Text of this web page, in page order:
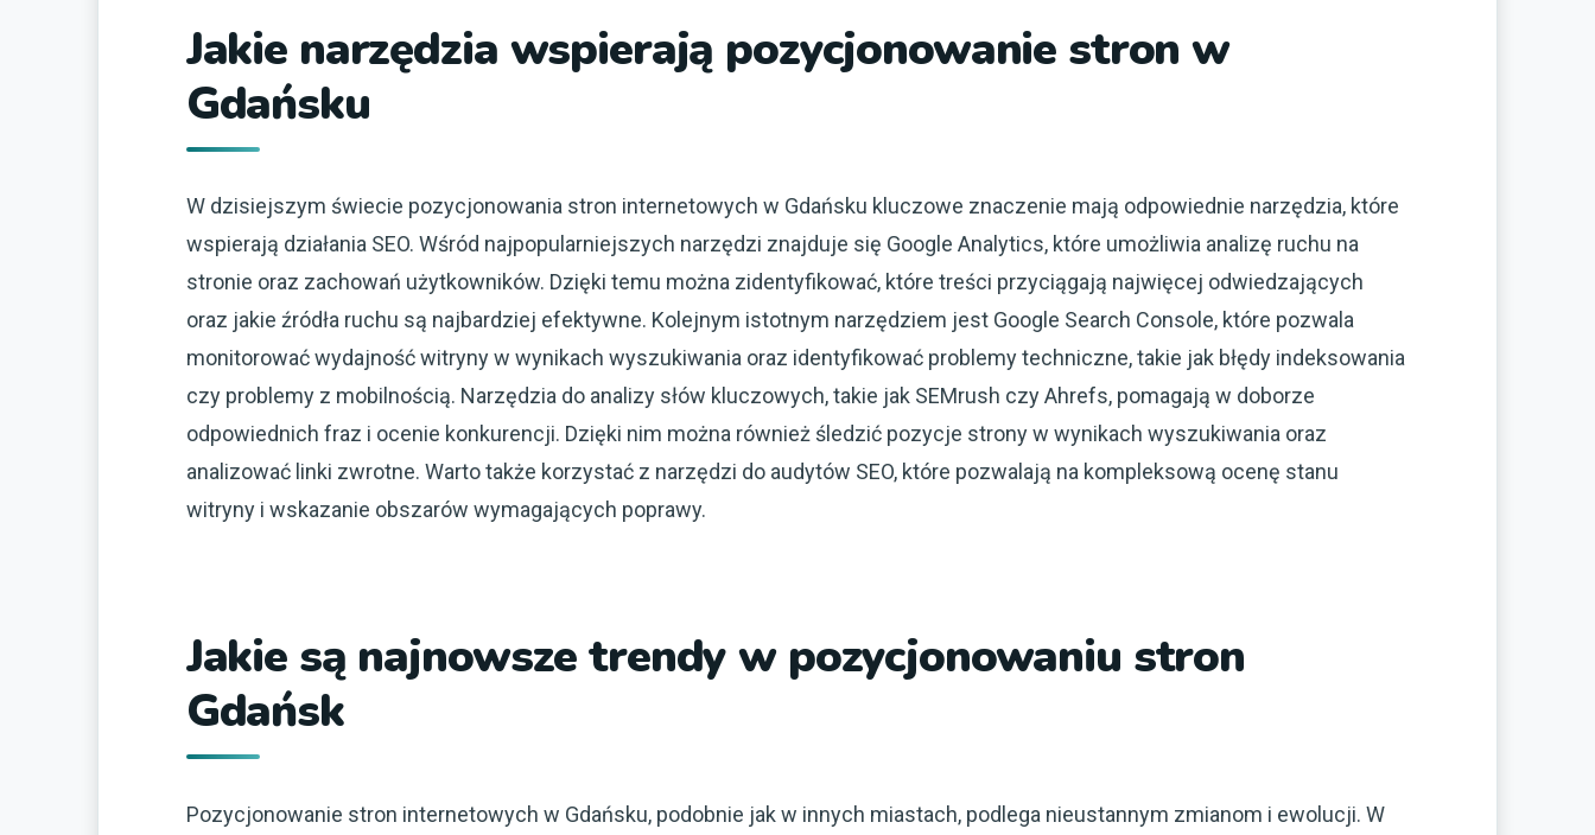
Jakie narzędzia wspierają pozycjonowanie stron w
Gdańsku
W dzisiejszym świecie pozycjonowania stron internetowych w Gdańsku kluczowe znaczenie mają odpowiednie narzędzia, które
wspierają działania SEO. Wśród najpopularniejszych narzędzi znajduje się Google Analytics, które umożliwia analizę ruchu na
stronie oraz zachowań użytkowników. Dzięki temu można zidentyfikować, które treści przyciągają najwięcej odwiedzających
oraz jakie źródła ruchu są najbardziej efektywne. Kolejnym istotnym narzędziem jest Google Search Console, które pozwala
monitorować wydajność witryny w wynikach wyszukiwania oraz identyfikować problemy techniczne, takie jak błędy indeksowania
czy problemy z mobilnością. Narzędzia do analizy słów kluczowych, takie jak SEMrush czy Ahrefs, pomagają w doborze
odpowiednich fraz i ocenie konkurencji. Dzięki nim można również śledzić pozycje strony w wynikach wyszukiwania oraz
analizować linki zwrotne. Warto także korzystać z narzędzi do audytów SEO, które pozwalają na kompleksową ocenę stanu
witryny i wskazanie obszarów wymagających poprawy.
Jakie są najnowsze trendy w pozycjonowaniu stron
Gdańsk
Pozycjonowanie stron internetowych w Gdańsku, podobnie jak w innych miastach, podlega nieustannym zmianom i ewolucji. W